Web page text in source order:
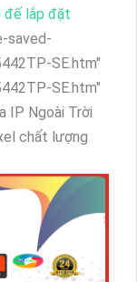
đế lắp đặt
saved-
SE.htm"
SE.htm"
IP Ngoài Trời
chất lượng